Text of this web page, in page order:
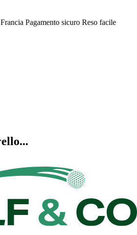
Pagamento sicuro Reso facile